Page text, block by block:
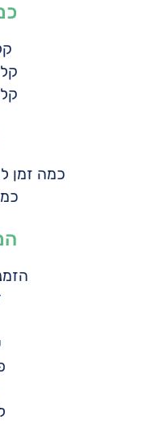
כמה זמן